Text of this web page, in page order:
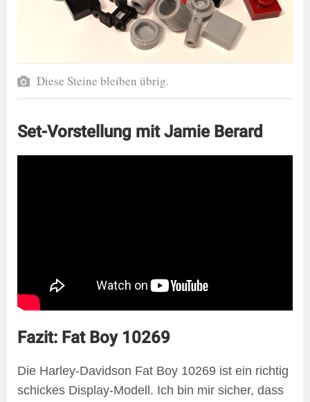
Diese Steine bleiben übrig.
Set-Vorstellung mit Jamie Berard
Fazit: Fat Boy 10269
Die Harley-Davidson Fat Boy 10269 ist ein richtig
schickes Display-Modell. Ich bin mir sicher, dass